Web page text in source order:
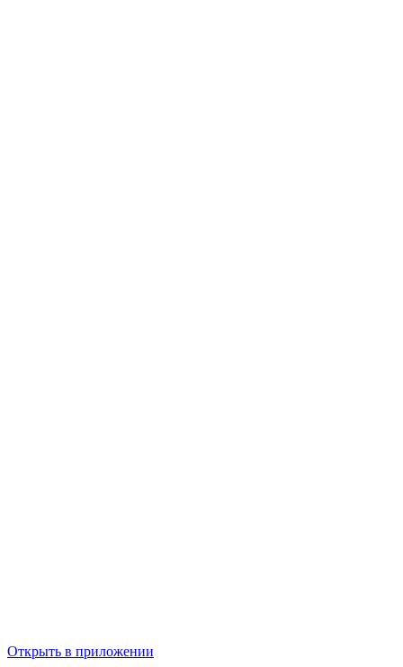
Открыть в приложении